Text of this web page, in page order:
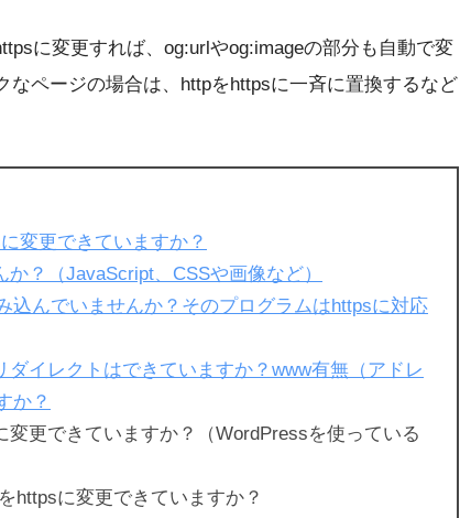
に変更すれば、og:urlやog:imageの部分も自動で変
なページの場合は、httpをhttpsに一斉に置換するなど
変更できていますか？
？（JavaScript、CSSや画像など）
込んでいませんか？そのプログラムはhttpsに対応
ダイレクトはできていますか？www有無（アドレ
か？
変更できていますか？（WordPressを使っている
httpsに変更できていますか？